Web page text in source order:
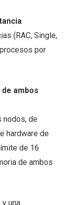
(RAC, Single,
por
ambos
nodos, de
hardware de
de 16
de ambos
una